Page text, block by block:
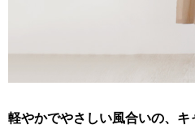
軽やかでやさしい風合いの、キ